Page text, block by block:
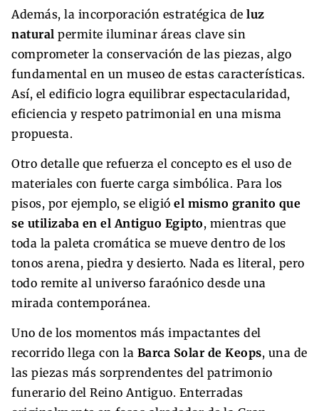
Además, la incorporación estratégica de luz
natural permite iluminar áreas clave sin
comprometer la conservación de las piezas, algo
fundamental en un museo de estas características.
Así, el edificio logra equilibrar espectacularidad,
eficiencia y respeto patrimonial en una misma
propuesta.
Otro detalle que refuerza el concepto es el uso de
materiales con fuerte carga simbólica. Para los
pisos, por ejemplo, se eligió el mismo granito que
se utilizaba en el Antiguo Egipto, mientras que
toda la paleta cromática se mueve dentro de los
tonos arena, piedra y desierto. Nada es literal, pero
todo remite al universo faraónico desde una
mirada contemporánea.
Uno de los momentos más impactantes del
recorrido llega con la Barca Solar de Keops, una de
las piezas más sorprendentes del patrimonio
funerario del Reino Antiguo. Enterradas